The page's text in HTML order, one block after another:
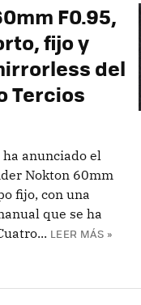
F0.95,
fijo y
del
Tercios
anunciado el
Nokton 60mm
fijo, con una
que se ha
LEER MÁS »